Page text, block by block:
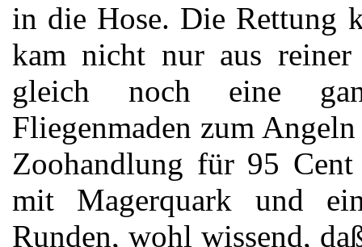
in die Hose. Die Rettung
kam nicht nur aus reiner
gleich noch eine
Fliegenmaden zum
Zoohandlung für 95
mit Magerquark und
Runden, wohl wissend,